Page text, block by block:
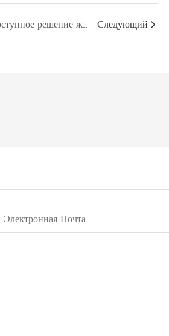
Дома из контейнеров: доступное решение жилищной проблемы, снижающее тревогу, связанную с современной жизнью. Следующий
Электронная Почта